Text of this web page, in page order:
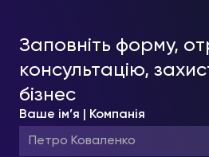
Заповніть форму,
консультацію,
бізнес
Ваше ім’я | Компанія